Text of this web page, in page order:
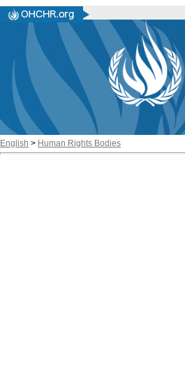
English > Human Rights Bodies